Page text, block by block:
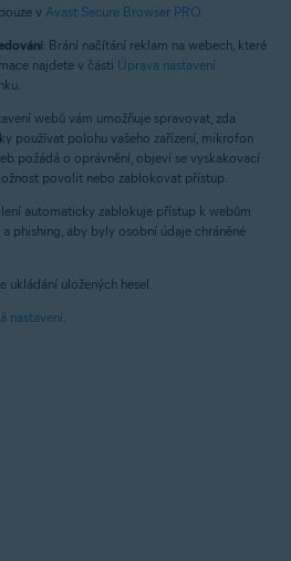
v Avast Secure Browser PRO
: Brání načítání reklam na webech, které
najdete v části Úprava nastavení
webů vám umožňuje spravovat, zda
používat polohu vašeho zařízení, mikrofon
požádá o oprávnění, objeví se vyskakovací
povolit nebo zablokovat přístup.
automaticky zablokuje přístup k webům
phishing, aby byly osobní údaje chráněné
ukládání uložených hesel.
nastavení